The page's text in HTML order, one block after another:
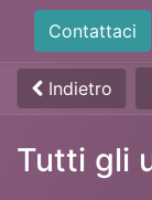
Contattaci
Indietro
Tutti gli